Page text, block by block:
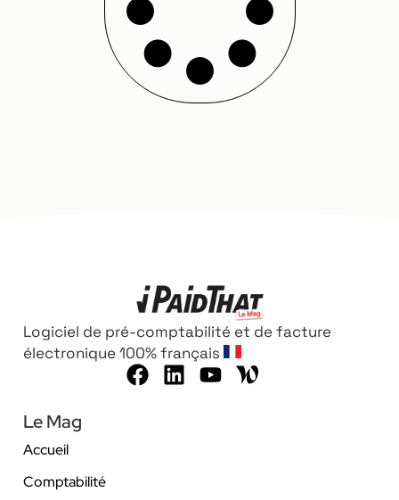
Logiciel de pré-comptabilité et de facture
électronique 100% français
Le Mag
Accueil
Comptabilité